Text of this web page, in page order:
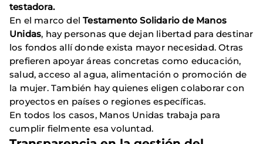
testadora.
En el marco delTestamento Solidario de Manos
Unidas, hay personas que dejan libertad para destinar
los fondos allí donde exista mayor necesidad. Otras
prefieren apoyar áreas concretas como educación,
salud, acceso al agua, alimentación o promoción de
la mujer. También hay quienes eligen colaborar con
proyectos en países o regiones específicas.
En todos los casos, Manos Unidas trabaja para
cumplir fielmente esa voluntad.